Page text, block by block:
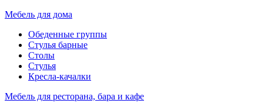
Мебель для дома
Обеденные группы
Стулья барные
Столы
Стулья
Кресла-качалки
Мебель для ресторана, бара и кафе